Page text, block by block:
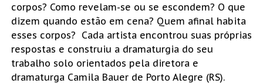
corpos? Como revelam-se ou se escondem? O que
dizem quando estão em cena? Quem afinal habita
esses corpos? Cada artista encontrou suas próprias
respostas e construiu a dramaturgia do seu
trabalho solo orientados pela diretora e
dramaturga Camila Bauer de Porto Alegre (RS).